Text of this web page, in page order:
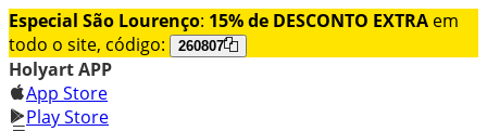
Especial São Lourenço: 15% de DESCONTO EXTRA em
todo o site, código:
260807
Holyart APP
App Store
Play Store